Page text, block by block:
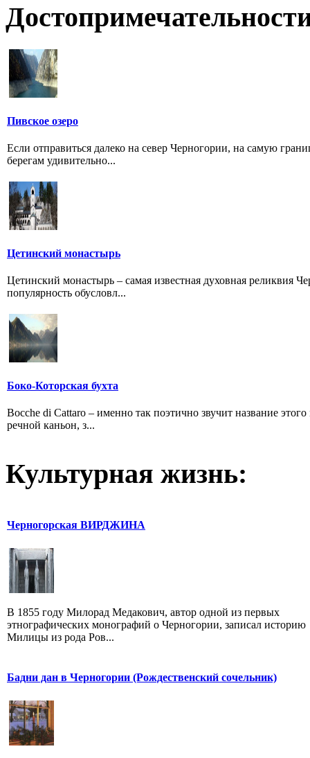
Пивское озеро
Если отправиться далеко на север Черногории, на самую
берегам удивительно...
Цетинский монастырь
Цетинский монастырь – самая известная духовная реликвия
популярность обусловл...
Боко-Которская бухта
Bocche di Cattaro – именно так поэтично звучит название
речной каньон, з...
Культурная жизнь:
Черногорская ВИРДЖИНА
В 1855 году Милорад Медакович, автор одной из первых
этнографических монографий о Черногории, записал историю
Милицы из рода Ров...
Бадни дан в Черногории (Рождественский сочельник)